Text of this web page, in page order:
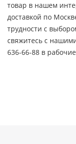
товар в нашем
доставкой по
трудности с
свяжитесь с
636-66-88 в